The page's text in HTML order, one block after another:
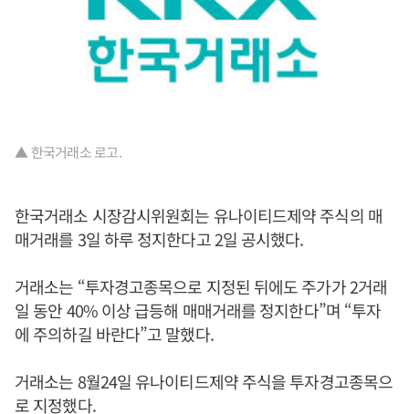
▲ 한국거래소 로고.
한국거래소 시장감시위원회는 유나이티드제약 주식의 매
매거래를 3일 하루 정지한다고 2일 공시했다.
거래소는 “투자경고종목으로 지정된 뒤에도 주가가 2거래
일 동안 40% 이상 급등해 매매거래를 정지한다”며 “투자
에 주의하길 바란다”고 말했다.
거래소는 8월24일 유나이티드제약 주식을 투자경고종목으
로 지정했다.